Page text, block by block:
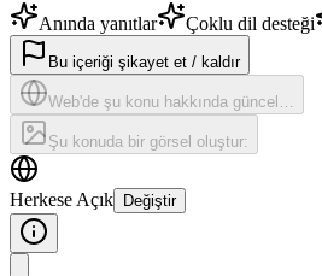
Anında yanıtlar Çoklu dil desteği
Bu içeriği şikayet et / kaldır
Web'de şu konu hakkında güncel…
Şu konuda bir görsel oluştur:
Herkese Açık Değiştir